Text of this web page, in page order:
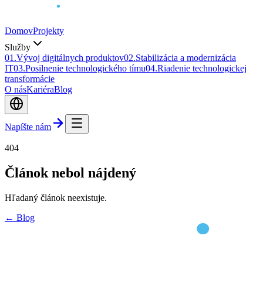
DomovProjekty
Služby
01 .Vývoj digitálnych produktov02.Stabilizácia a modernizácia
IT03.Posilnenie technologického tímu04.Riadenie technologickej
transformácie
O násKariéraBlog
Napíšte nám
404
Článok nebol nájdený
Hľadaný článok neexistuje.
← Blog